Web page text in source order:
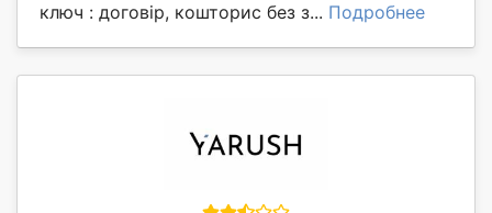
ключ : договір, кошторис без з... Подробнее